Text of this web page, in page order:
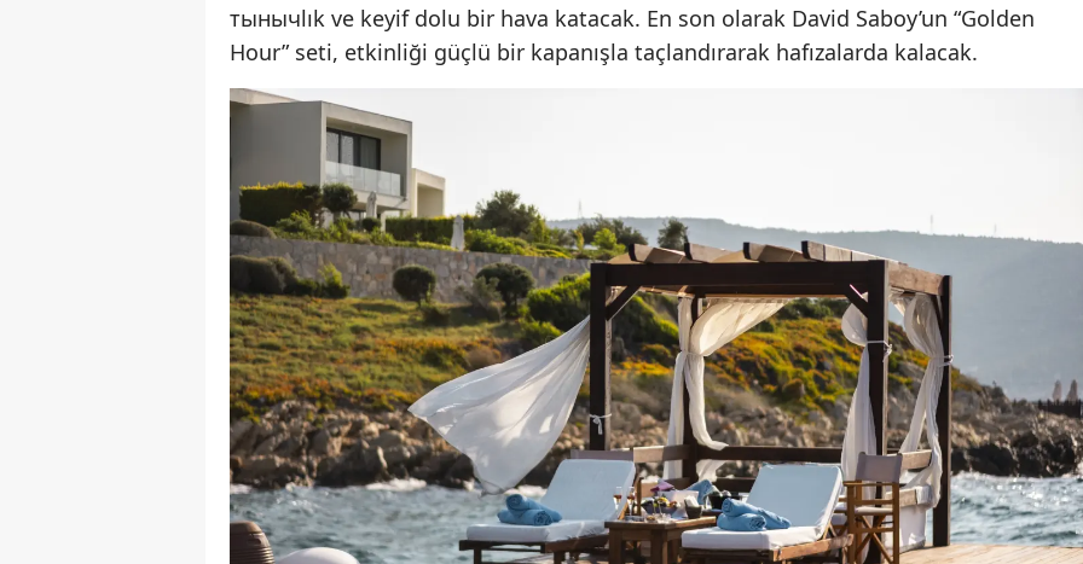
тынычlık ve keyif dolu bir hava katacak. En son olarak David Saboy’un “Golden
Hour” seti, etkinliği güçlü bir kapanışla taçlandırarak hafızalarda kalacak.